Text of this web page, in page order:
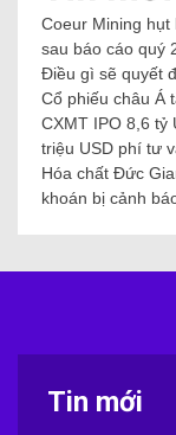
Coeur Mining
sau báo cáo quý
Điều gì sẽ quyết
Cổ phiếu châu Á
CXMT IPO 8,6 tỷ
triệu USD phí tư
Hóa chất Đức
khoán bị cảnh
Tin mới